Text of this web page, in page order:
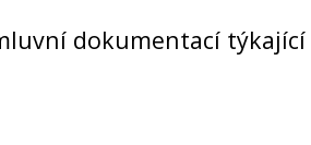
dokumentací